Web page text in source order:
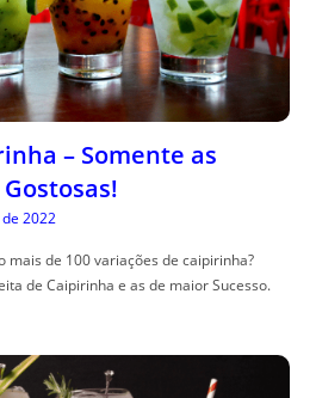
– Somente as
2022
mais de 100 variações de caipirinha?
de Caipirinha e as de maior Sucesso.